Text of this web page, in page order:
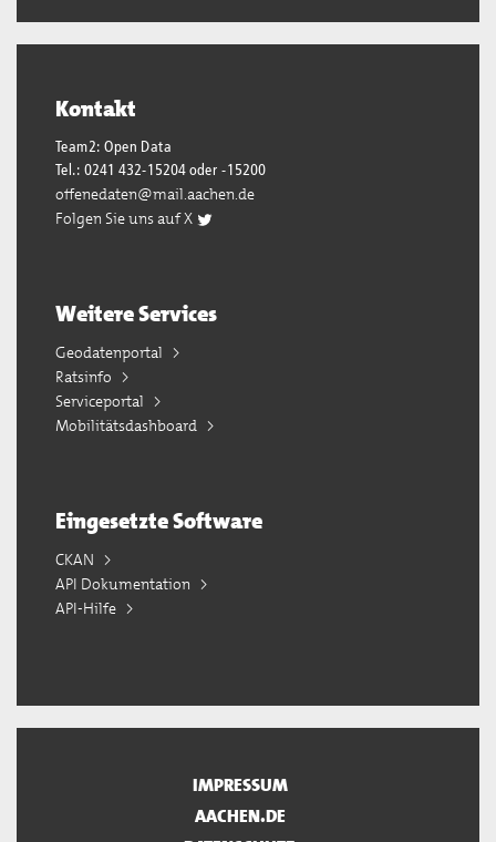
Kontakt
Team2: Open Data
Tel.: 0241 432-15204 oder -15200
offenedaten@mail.aachen.de
Folgen Sie uns auf X
Weitere Services
Geodatenportal
Ratsinfo
Serviceportal
Mobilitätsdashboard
Eingesetzte Software
CKAN
API Dokumentation
API-Hilfe
IMPRESSUM
AACHEN.DE